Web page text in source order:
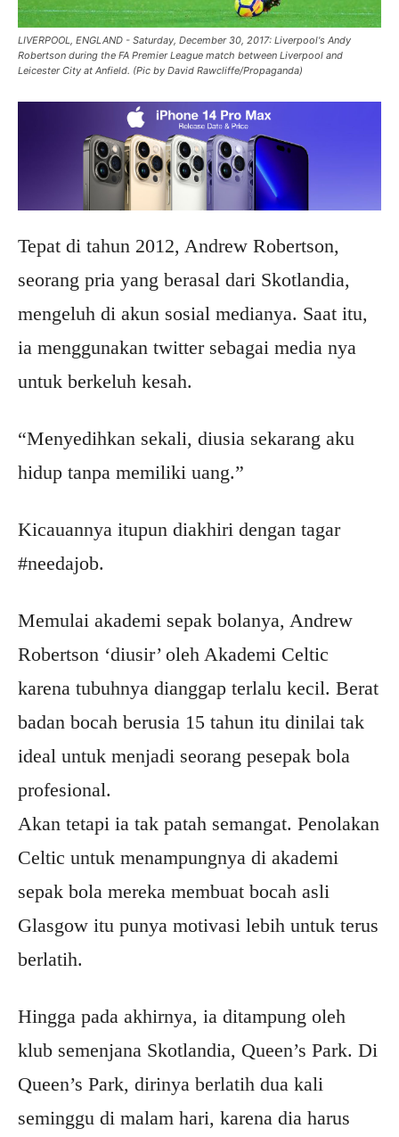
LIVERPOOL, ENGLAND - Saturday, December 30, 2017: Liverpool's Andy
Robertson during the FA Premier League match between Liverpool and
Leicester City at Anfield. (Pic by David Rawcliffe/Propaganda)
Tepat di tahun 2012, Andrew Robertson,
seorang pria yang berasal dari Skotlandia,
mengeluh di akun sosial medianya. Saat itu,
ia menggunakan twitter sebagai media nya
untuk berkeluh kesah.
“Menyedihkan sekali, diusia sekarang aku
hidup tanpa memiliki uang.”
Kicauannya itupun diakhiri dengan tagar
#needajob.
Memulai akademi sepak bolanya, Andrew
Robertson ‘diusir’ oleh Akademi Celtic
karena tubuhnya dianggap terlalu kecil. Berat
badan bocah berusia 15 tahun itu dinilai tak
ideal untuk menjadi seorang pesepak bola
profesional.
Akan tetapi ia tak patah semangat. Penolakan
Celtic untuk menampungnya di akademi
sepak bola mereka membuat bocah asli
Glasgow itu punya motivasi lebih untuk terus
berlatih.
Hingga pada akhirnya, ia ditampung oleh
klub semenjana Skotlandia, Queen’s Park. Di
Queen’s Park, dirinya berlatih dua kali
seminggu di malam hari, karena dia harus